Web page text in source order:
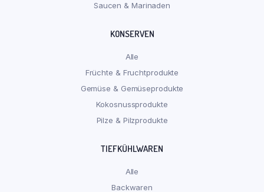
Saucen & Marinaden
KONSERVEN
Alle
Früchte & Fruchtprodukte
Gemüse & Gemüseprodukte
Kokosnussprodukte
Pilze & Pilzprodukte
TIEFKÜHLWAREN
Alle
Backwaren